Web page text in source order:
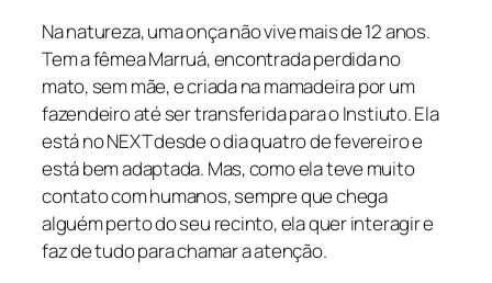
Na natureza, uma onça não vive mais de 12 anos.
Tem a fêmea Marruá, encontrada perdida no
mato, sem mãe, e criada na mamadeira por um
fazendeiro até ser transferida para o Instiuto. Ela
está no NEXT desde o dia quatro de fevereiro e
está bem adaptada. Mas, como ela teve muito
contato com humanos, sempre que chega
alguém perto do seu recinto, ela quer interagir e
faz de tudo para chamar a atenção.